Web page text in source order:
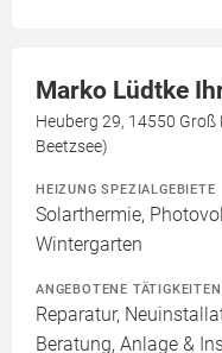
Marko Lüdtke
Heuberg 29, 14550
Beetzsee)
HEIZUNG SPEZIALGEBIETE
Solarthermie,
Wintergarten
ANGEBOTENE TÄTIGKEITEN
Reparatur,
Beratung, Anlage &